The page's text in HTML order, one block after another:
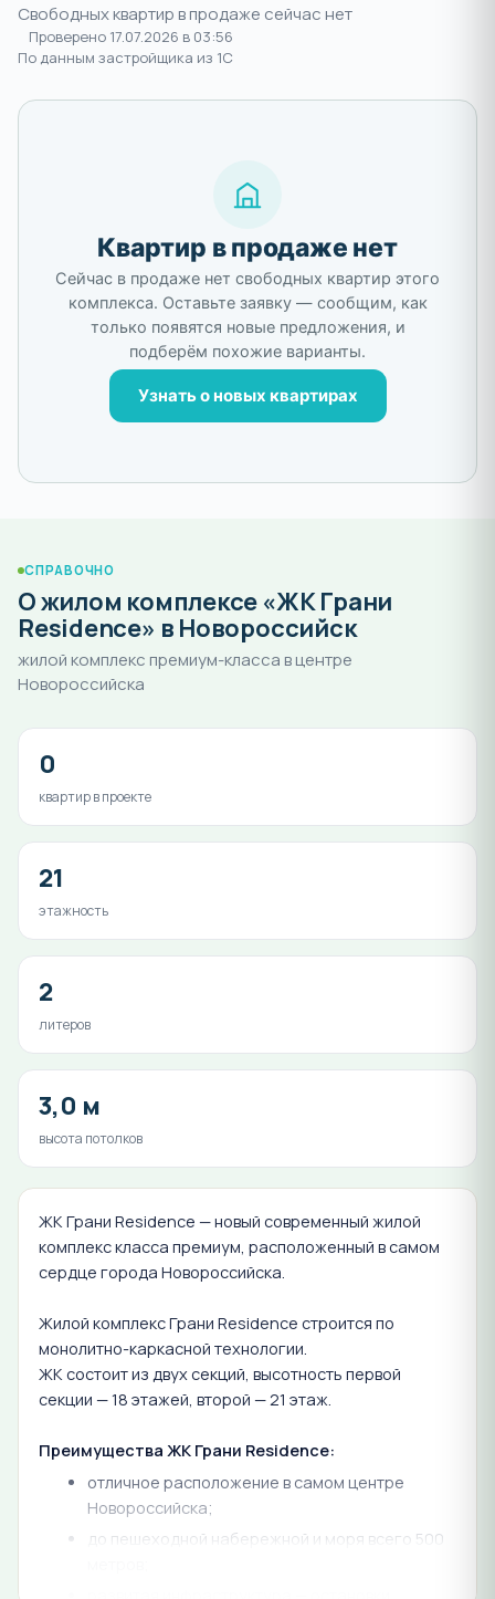
Свободных квартир в продаже сейчас нет
Проверено 17.07.2026 в 03:56
По данным застройщика из 1С
Квартир в продаже нет
Сейчас в продаже нет свободных квартир этого
комплекса. Оставьте заявку — сообщим, как
только появятся новые предложения, и
подберём похожие варианты.
Узнать о новых квартирах
СПРАВОЧНО
О жилом комплексе «ЖК Грани
Residence» в Новороссийск
жилой комплекс премиум-класса в центре
Новороссийска
0
квартир в проекте
21
этажность
2
литеров
3,0 м
высота потолков
ЖК Грани Residence — новый современный жилой
комплекс класса премиум, расположенный в самом
сердце города Новороссийска.
Жилой комплекс Грани Residence строится по
монолитно-каркасной технологии.
ЖК состоит из двух секций, высотность первой
секции — 18 этажей, второй — 21 этаж.
Преимущества ЖК Грани Residence:
отличное расположение в самом центре
Новороссийска;
до пешеходной набережной и моря всего 500